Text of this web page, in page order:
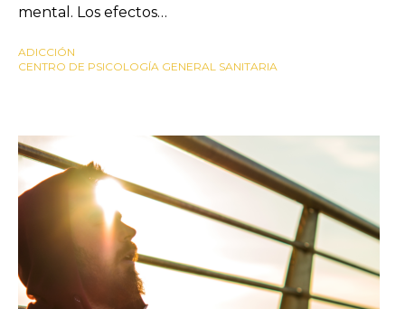
mental. Los efectos…
ADICCIÓN
CENTRO DE PSICOLOGÍA GENERAL SANITARIA